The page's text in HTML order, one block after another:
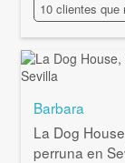
10 clientes que
Barbara
La Dog
perruna en